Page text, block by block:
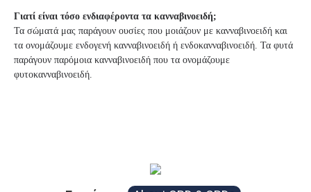
Γιατί είναι τόσο ενδιαφέροντα τα κανναβινοειδή;
Τα σώματά μας παράγουν ουσίες που μοιάζουν με κανναβινοειδή και
τα ονομάζουμε ενδογενή κανναβινοειδή ή ενδοκανναβινοειδή. Τα φυτά
παράγουν παρόμοια κανναβινοειδή που τα ονομάζουμε
φυτοκανναβινοειδή.